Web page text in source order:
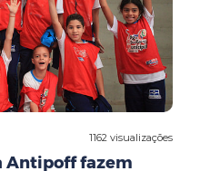
1162 visualizações
Antipoff fazem